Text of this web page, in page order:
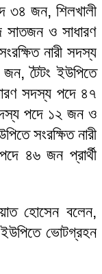
৩৪ জন, শিলখালী
সাতজন ও সাধারণ
নারী সদস্য
টৈটং ইউপিতে
সদস্য পদে ৪৭
পদে ১২ জন ও
সংরক্ষিত নারী
৪৬ জন প্রার্থী
হোসেন বলেন,
ভোটগ্রহন